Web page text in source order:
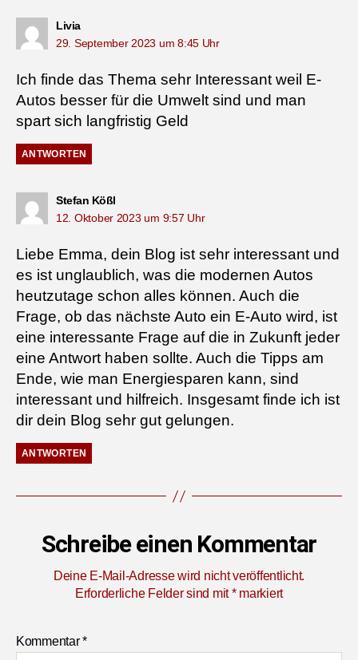
Liviasagt:
29. September 2023 um 8:45 Uhr
Ich finde das Thema sehr Interessant weil E-
Autos besser für die Umwelt sind und man
spart sich langfristig Geld
ANTWORTEN
Stefan Kößlsagt:
12. Oktober 2023 um 9:57 Uhr
Liebe Emma, dein Blog ist sehr interessant und
es ist unglaublich, was die modernen Autos
heutzutage schon alles können. Auch die
Frage, ob das nächste Auto ein E-Auto wird, ist
eine interessante Frage auf die in Zukunft jeder
eine Antwort haben sollte. Auch die Tipps am
Ende, wie man Energiesparen kann, sind
interessant und hilfreich. Insgesamt finde ich ist
dir dein Blog sehr gut gelungen.
ANTWORTEN
Schreibe einen Kommentar
Deine E-Mail-Adresse wird nicht veröffentlicht.
Erforderliche Felder sind mit*markiert
Kommentar*